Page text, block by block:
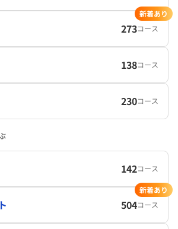
273コース
新着あり
138コース
230コース
142コース
504コース
新着あり